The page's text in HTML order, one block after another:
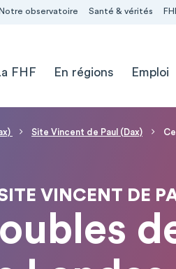
Notre observatoire Santé & vérités
La FHF En régions Emploi
Site Vincent de Paul (Dax)
VINCENT DE